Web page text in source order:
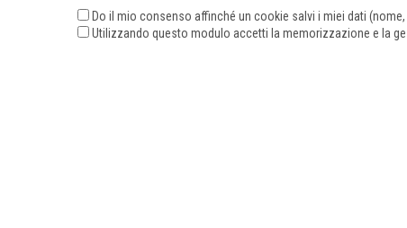
Do il mio consenso affinché un cookie salvi i miei dati
Utilizzando questo modulo accetti la memorizzazione e la